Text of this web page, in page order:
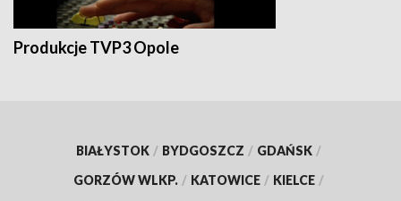
Produkcje TVP3 Opole
BIAŁYSTOK / BYDGOSZCZ / GDAŃSK /
GORZÓW WLKP. / KATOWICE / KIELCE /